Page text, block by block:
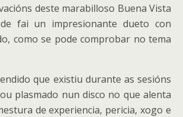
deste marabilloso Buena Vista
fai un impresionante dueto con
como se pode comprobar no tema
que existiu durante as sesións
plasmado nun disco no que alenta
de experiencia, pericia, xogo e